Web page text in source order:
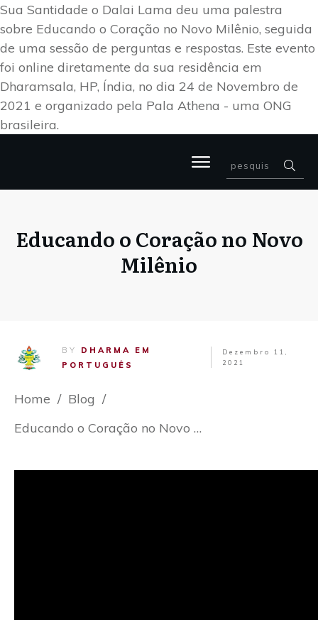
Sua Santidade o Dalai Lama deu uma palestra
sobre Educando o Coração no Novo Milênio, seguida
de uma sessão de perguntas e respostas. Este evento
foi online diretamente da sua residência em
Dharamsala, HP, Índia, no dia 24 de Novembro de
2021 e organizado pela Pala Athena - uma ONG
brasileira.
Educando o Coração no Novo
Milênio
BY DHARMA EM
PORTUGUÊS
Dezembro 11,
2021
Home / Blog /
Educando o Coração no Novo Milênio